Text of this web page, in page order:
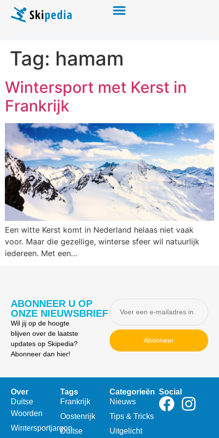
Tag: hamam
Wintersport met Kerst in
Frankrijk
Een witte Kerst komt in Nederland helaas niet vaak
voor. Maar die gezellige, winterse sfeer wil natuurlijk
iedereen. Met een…
ABONNEER U OP
ONZE NIEUWSBRIEF
Wil jij op de hoogte
blijven over de laatste
updates op Skipedia?
Abonneer dan hier!
Abonneer
Over
Duitse
Woorden
Wintersportjargon
Tags
Frankrijk
Oostenrijk
Duitse
Categorieën
Nieuws
Tips & Tricks
Uitgelicht
Social